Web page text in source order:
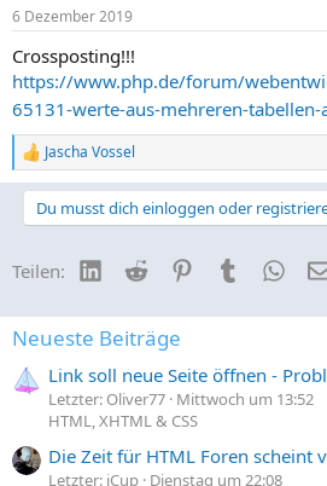
6 Dezember 2019
Crossposting!!!
https://www.php.de/forum/
65131-werte-aus-mehreren-tabellen-
R
e
a
o
e
n
Jascha Vossel
Du musst dich einloggen oder
Teilen: LinkedIn
Reddit PinterestTumblr
Neueste Beiträge
Link soll neue Seite öffnen -
Letzter: Oliver77 Mittwoch um 13:52
HTML, XHTML & CSS
Die Zeit für HTML Foren scheint
Letzter: iCup Dienstag um 22:08